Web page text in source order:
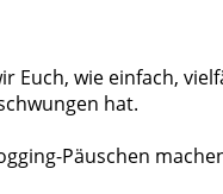
Euch, wie einfach,
hat.
Päuschen